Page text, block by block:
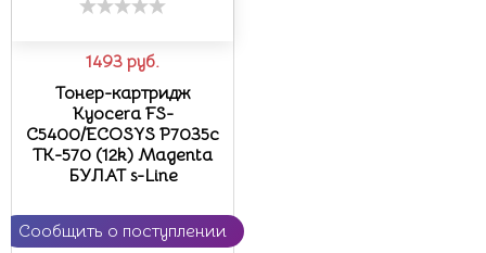
1493 руб.
Тонер-картридж
Kyocera FS-
C5400/ECOSYS P7035c
TK-570 (12k) Magenta
БУЛАТ s-Line
Сообщить о поступлении